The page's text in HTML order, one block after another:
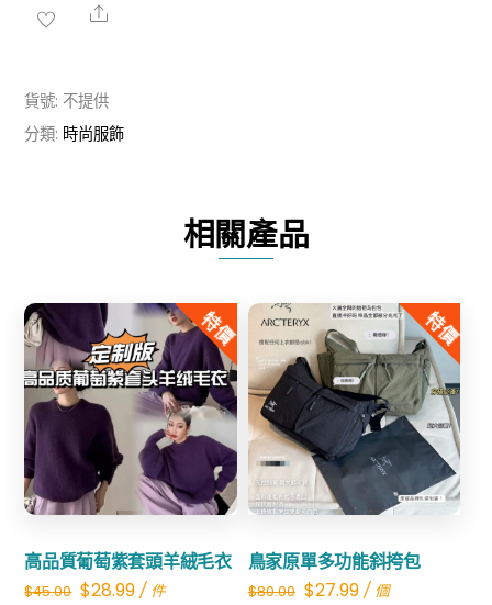
絨
馬
甲
Share
貨號: 不提供
分類: 時尚服飾
相關產品
特價
高品質葡萄紫套頭羊絨毛衣
$45.00 Original
$28.99Current
/ 件
Share
特價
鳥家原單多功能斜挎包
$80.00 Original
$27.99Current
/ 個
Share